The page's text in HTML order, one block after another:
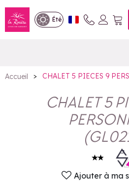
Été
CHALET 5
PERSONNES
Accueil > CHALET 5 PIECES 9
CHALET 5
(
Ajouter à ma